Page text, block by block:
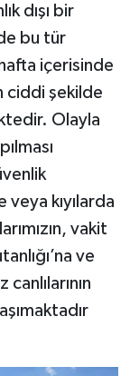
dışı bir
bu tür
içerisinde
ciddi şekilde
Olayla
kıyılarda
vakit
ve